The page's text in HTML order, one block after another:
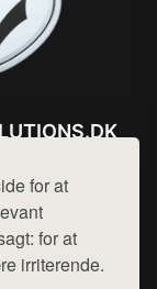
for at
for at
irriterende.
privatlivspolitik